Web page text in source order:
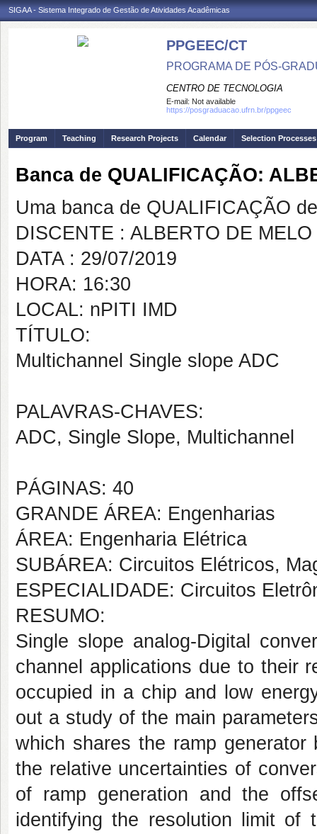
SIGAA - Sistema Integrado de Gestão de Atividades Acadêmicas
PPGEEC/CT
PROGRAMA DE PÓS-
CENTRO DE TECNOLOGIA
E-mail: Not available
https://posgraduacao.ufrn.br/ppgeec
Program Teaching Research Projects Calendar Selection Processes
Banca de QUALIFICAÇÃO:
Uma banca de QUALIFICAÇÃO
DISCENTE : ALBERTO DE MELO
DATA : 29/07/2019
HORA: 16:30
LOCAL: nPITI IMD
TÍTULO:
Multichannel Single slope ADC
PALAVRAS-CHAVES:
ADC, Single Slope, Multichannel
PÁGINAS: 40
GRANDE ÁREA: Engenharias
ÁREA: Engenharia Elétrica
SUBÁREA: Circuitos Elétricos,
ESPECIALIDADE: Circuitos
RESUMO:
Single slope analog-Digital
channel applications due to their
occupied in a chip and low
out a study of the main
which shares the ramp
the relative uncertainties of
of ramp generation and the
identifying the resolution limit of